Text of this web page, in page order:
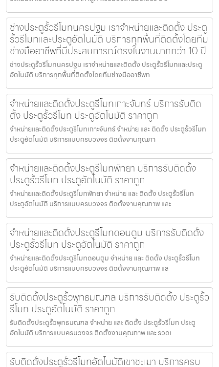
ช่างประตูรั้วรีโมทนครปฐม เราจำหน่ายและติดตั้ง ประตู
รั้วรีโมทและประตูอัตโนมัติ บริการทุกพื้นที่ติดตั้งโดยทีม
ช่างมืออาชีพที่มีประสบการณ์ตรงในงานมากกว่า 10 ปี
ช่างประตูรั้วรีโมทนครปฐม เราจำหน่ายและติดตั้ง ประตูรั้วรีโมทและประตู
อัตโนมัติ บริการทุกพื้นที่ติดตั้งโดยทีมช่างมืออาชีพท
จำหน่ายและติดตั้งประตูรีโมทเกาะจันทร์ บริการรับติด
ตั้ง ประตูรั้วรีโมท ประตูอัตโนมัติ ราคาถูก
จำหน่ายและติดตั้งประตูรีโมทเกาะจันทร์ จำหน่าย และ ติดตั้ง ประตูรั้วรีโมท
ประตูอัตโนมัติ บริการแบบครบวงจร ติดตั้งงานคุณภา
จำหน่ายและติดตั้งประตูรีโมทพัทยา บริการรับติดตั้ง
ประตูรั้วรีโมท ประตูอัตโนมัติ ราคาถูก
จำหน่ายและติดตั้งประตูรีโมทพัทยา จำหน่าย และ ติดตั้ง ประตูรั้วรีโมท
ประตูอัตโนมัติ บริการแบบครบวงจร ติดตั้งงานคุณภาพ และ
จำหน่ายและติดตั้งประตูรีโมทดอนตูม บริการรับติดตั้ง
ประตูรั้วรีโมท ประตูอัตโนมัติ ราคาถูก
จำหน่ายและติดตั้งประตูรีโมทดอนตูม จำหน่าย และ ติดตั้ง ประตูรั้วรีโมท
ประตูอัตโนมัติ บริการแบบครบวงจร ติดตั้งงานคุณภาพ แล
รับติดตั้งประตูรั้วพุทธมณฑล บริการรับติดตั้ง ประตูรั้ว
รีโมท ประตูอัตโนมัติ ราคาถูก
รับติดตั้งประตูรั้วพุทธมณฑล จำหน่าย และ ติดตั้ง ประตูรั้วรีโมท ประตู
อัตโนมัติ บริการแบบครบวงจร ติดตั้งงานคุณภาพ และ รวดเ
รับติดตั้งประตูรั้วรีโมทอัตโนมัติเขาชะเมา บริการครบ